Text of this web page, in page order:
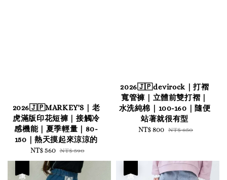
2026🇯🇵MARKEY'S｜老
虎滿版印花短褲｜接觸冷
感機能｜夏季輕量｜80-
150｜熱天摸起來涼涼的
Sale
price
NT$ 560 Regular
price
NT$ 590
2026🇯🇵devirock｜打褶
寬管褲｜立體前雙打褶｜
水洗純棉｜100-160｜隨便
站著就很有型
Sale
NT$ 800 Regular
NT$ 850